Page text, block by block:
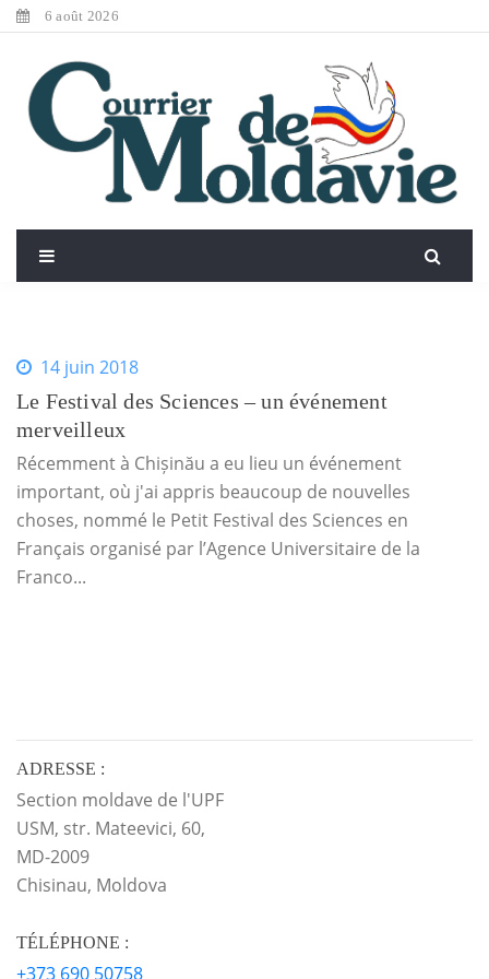
6 août 2026
14 juin 2018
Le Festival des Sciences – un événement
merveilleux
Récemment à Chișinău a eu lieu un événement
important, où j'ai appris beaucoup de nouvelles
choses, nommé le Petit Festival des Sciences en
Français organisé par l’Agence Universitaire de la
Franco...
ADRESSE :
Section moldave de l'UPF
USM, str. Mateevici, 60,
MD-2009
Chisinau, Moldova
TÉLÉPHONE :
+373 690 50758